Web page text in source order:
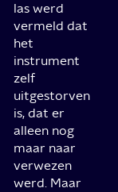
las werd
vermeld dat
het
instrument
zelf
uitgestorven
is, dat er
alleen nog
maar naar
verwezen
werd. Maar